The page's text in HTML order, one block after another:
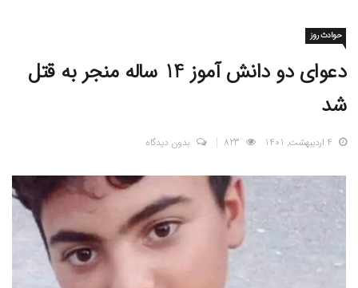
حوادث روز
دعوای دو دانش آموز 14 ساله منجر به قتل
شد
4 اردیبهشت, 1401 بدون دیدگاه